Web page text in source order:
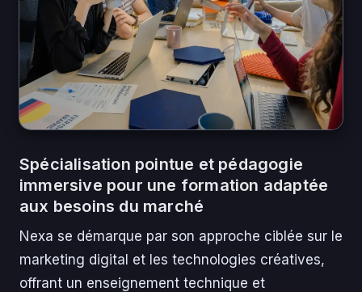
Spécialisation pointue et pédagogie
immersive pour une formation adaptée
aux besoins du marché
Nexa se démarque par son approche ciblée sur le
marketing digital et les technologies créatives,
offrant un enseignement technique et